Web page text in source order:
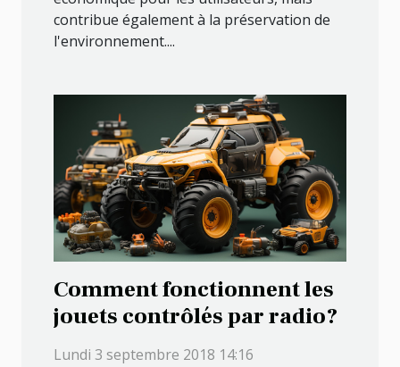
contribue également à la préservation de
l'environnement....
Comment fonctionnent les
jouets contrôlés par radio?
Lundi 3 septembre 2018 14:16